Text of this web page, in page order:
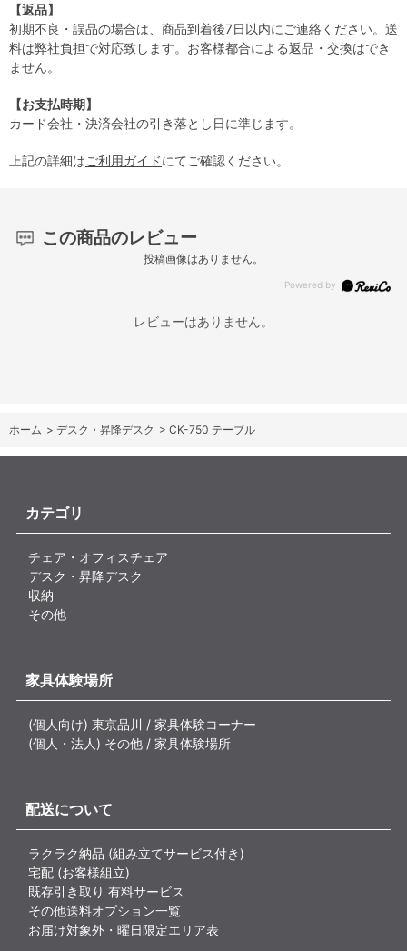
【返品】
初期不良・誤品の場合は、商品到着後7日以内にご連絡ください。送
料は弊社負担で対応致します。お客様都合による返品・交換はでき
ません。
【お支払時期】
カード会社・決済会社の引き落とし日に準じます。
上記の詳細はご利用ガイドにてご確認ください。
この商品のレビュー
投稿画像はありません。
レビューはありません。
ホーム > デスク・昇降デスク > CK-750 テーブル
カテゴリ
チェア・オフィスチェア
デスク・昇降デスク
収納
その他
家具体験場所
(個人向け) 東京品川 / 家具体験コーナー
(個人・法人) その他 / 家具体験場所
配送について
ラクラク納品 (組み立てサービス付き)
宅配 (お客様組立)
既存引き取り 有料サービス
その他送料オプション一覧
お届け対象外・曜日限定エリア表